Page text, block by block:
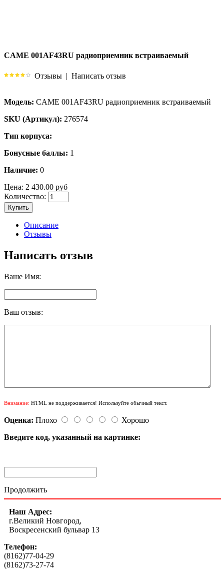
CAME 001AF43RU радиоприемник встраиваемый
Отзывы | Написать отзыв
Модель: CAME 001AF43RU радиоприемник встраиваемый
SKU (Артикул): 276574
Тип корпуса:
Бонусные баллы: 1
Наличие: 0
Цена: 2 430.00 руб
Количество:
Купить
Описание
Отзывы
Написать отзыв
Ваше Имя:
Ваш отзыв:
Внимание: HTML не поддерживается! Используйте обычный текст.
Оценка: Плохо
Хорошо
Введите код, указанный на картинке:
Продолжить
Наш Адрес:
г.Великий Новгород,
Воскресенский бульвар 13
Телефон:
(8162)77-04-29
(8162)73-27-74